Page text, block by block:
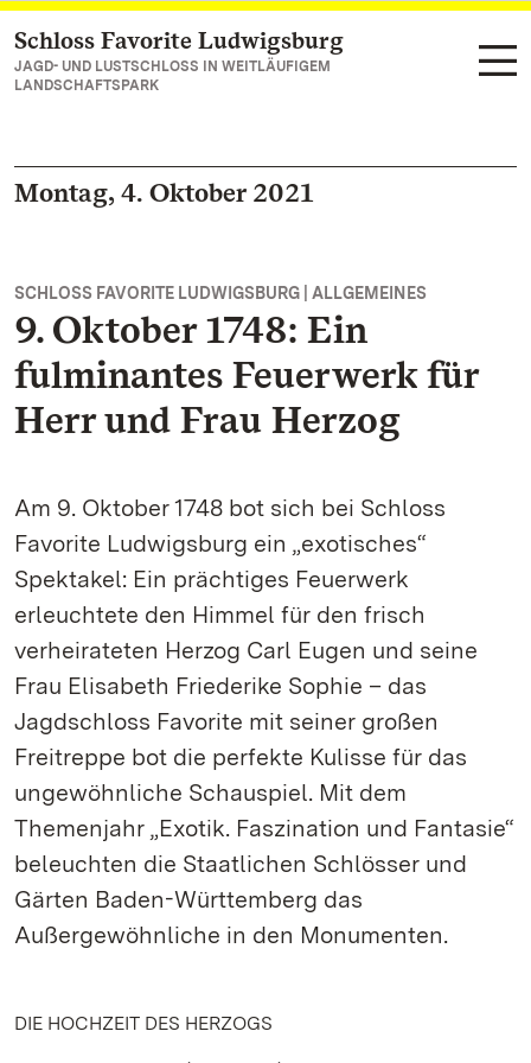
Zum Hauptinhalt springen
Schloss Favorite Ludwigsburg
JAGD- UND LUSTSCHLOSS IN WEITLÄUFIGEM
LANDSCHAFTSPARK
Montag, 4. Oktober 2021
SCHLOSS FAVORITE LUDWIGSBURG | ALLGEMEINES
9. Oktober 1748: Ein
fulminantes Feuerwerk für
Herr und Frau Herzog
Am 9. Oktober 1748 bot sich bei Schloss
Favorite Ludwigsburg ein „exotisches“
Spektakel: Ein prächtiges Feuerwerk
erleuchtete den Himmel für den frisch
verheirateten Herzog Carl Eugen und seine
Frau Elisabeth Friederike Sophie – das
Jagdschloss Favorite mit seiner großen
Freitreppe bot die perfekte Kulisse für das
ungewöhnliche Schauspiel. Mit dem
Themenjahr „Exotik. Faszination und Fantasie“
beleuchten die Staatlichen Schlösser und
Gärten Baden-Württemberg das
Außergewöhnliche in den Monumenten.
DIE HOCHZEIT DES HERZOGS